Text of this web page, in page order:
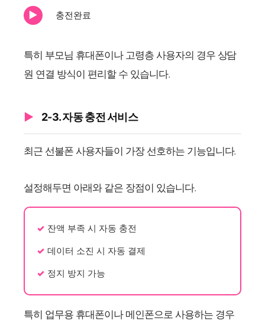
충전완료
특히 부모님 휴대폰이나 고령층 사용자의 경우 상담
원 연결 방식이 편리할 수 있습니다.
2-3. 자동 충전 서비스
최근 선불폰 사용자들이 가장 선호하는 기능입니다.
설정해두면 아래와 같은 장점이 있습니다.
잔액 부족 시 자동 충전
데이터 소진 시 자동 결제
정지 방지 가능
특히 업무용 휴대폰이나 메인폰으로 사용하는 경우